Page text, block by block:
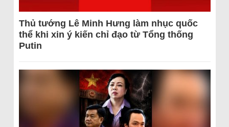
Thủ tướng Lê Minh Hưng làm nhục quốc
thể khi xin ý kiến chỉ đạo từ Tổng thống
Putin